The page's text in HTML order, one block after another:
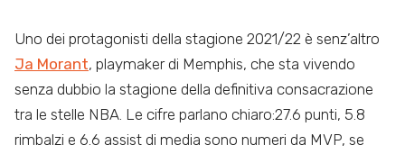
Uno dei protagonisti della stagione 2021/22 è senz’altro
Ja Morant, playmaker di Memphis, che sta vivendo
senza dubbio la stagione della definitiva consacrazione
tra le stelle NBA. Le cifre parlano chiaro:27.6 punti, 5.8
rimbalzi e 6.6 assist di media sono numeri da MVP, se